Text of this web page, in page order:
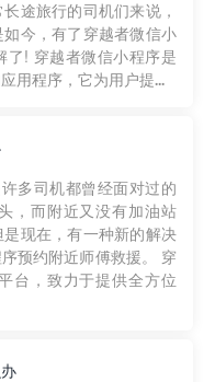
途旅行的司机们来说，
今，有了穿越者微信小
了! 穿越者微信小程序是
用程序，它为用户提...
多司机都曾经面对过的
，而附近又没有加油站
现在，有一种新的解决
预约附近师傅救援。 穿
台，致力于提供全方位